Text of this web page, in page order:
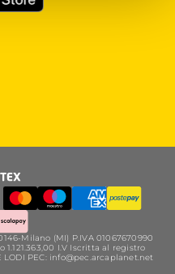
Milano (MI) P.IVA 01067670990
1.121.363,00 I.V Iscritta al registro
PEC: info@pec.arcaplanet.net